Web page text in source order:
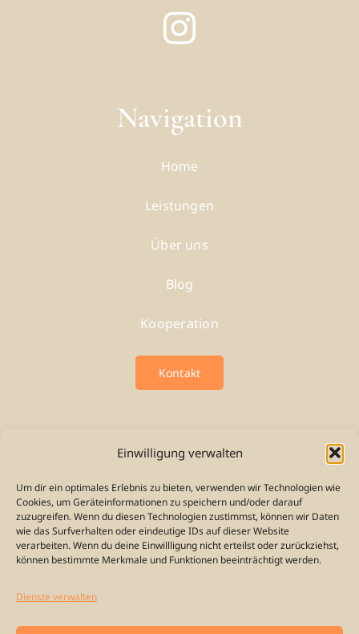
Einwilligung verwalten
Um dir ein optimales Erlebnis zu bieten, verwenden wir Technologien wie
Cookies, um Geräteinformationen zu speichern und/oder darauf
zuzugreifen. Wenn du diesen Technologien zustimmst, können wir Daten
wie das Surfverhalten oder eindeutige IDs auf dieser Website
verarbeiten. Wenn du deine Einwillligung nicht erteilst oder zurückziehst,
können bestimmte Merkmale und Funktionen beeinträchtigt werden.
Dienste verwalten
Navigation
Home
Leistungen
Über uns
Blog
Kooperation
Kontakt
Weitere Informationen
Impressum
Datenschutzerklärung